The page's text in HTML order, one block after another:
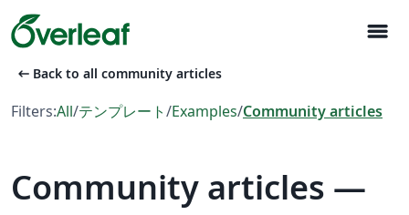
menu
arrow_left_alt Back to all community articles
Filters:All/テンプレート/Examples/Community articles
Community articles —